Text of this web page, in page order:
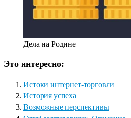
Дела на Родине
Это интересно:
Истоки интернет-торговли
История успеха
Возможные перспективы